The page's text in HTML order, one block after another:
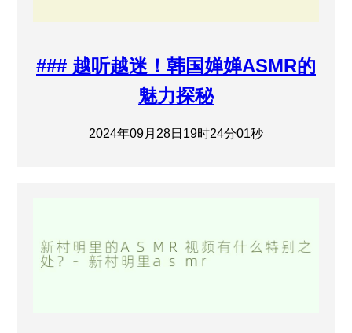
### 越听越迷！韩国婵婵ASMR的
魅力探秘
2024年09月28日19时24分01秒